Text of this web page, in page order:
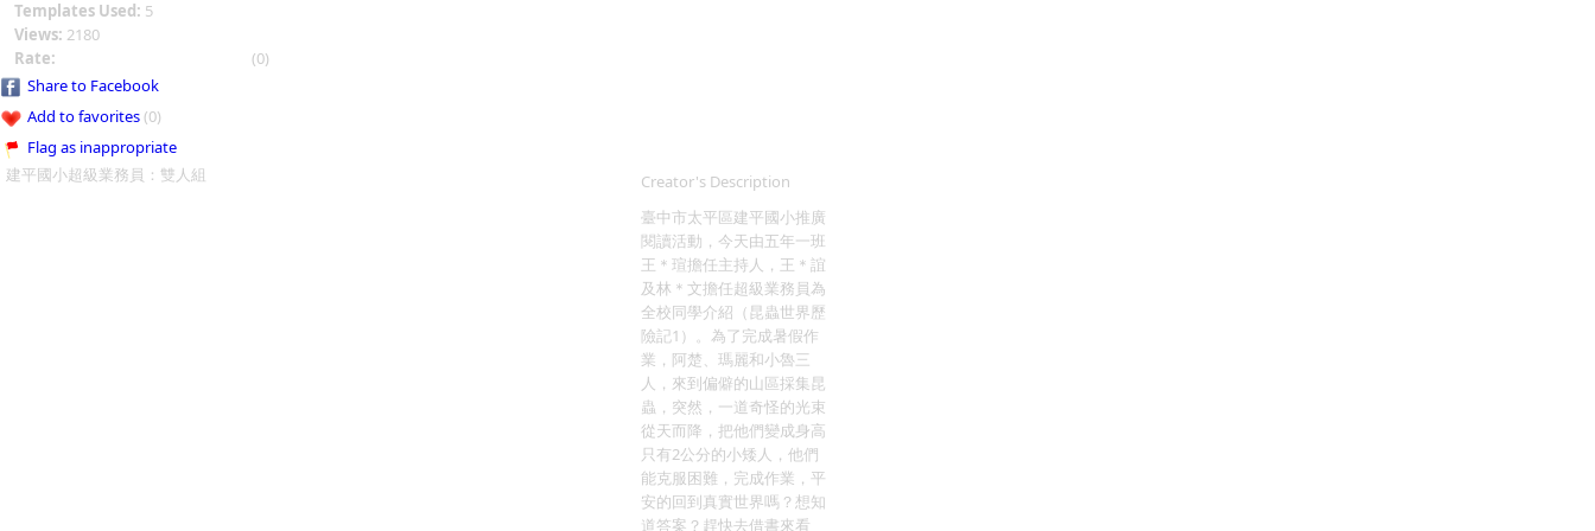
Templates Used: 5
Views: 2180
Rate:
(0)
Share to Facebook
Add to favorites(0)
Flag as inappropriate
建平國小超級業務員：雙人組
Creator's Description
臺中市太平區建平國小推廣
閱讀活動，今天由五年一班
王＊瑄擔任主持人，王＊誼
及林＊文擔任超級業務員為
全校同學介紹（昆蟲世界歷
險記1）。為了完成暑假作
業，阿楚、瑪麗和小魯三
人，來到偏僻的山區採集昆
蟲，突然，一道奇怪的光束
從天而降，把他們變成身高
只有2公分的小矮人，他們
能克服困難，完成作業，平
安的回到真實世界嗎？想知
道答案？趕快去借書來看